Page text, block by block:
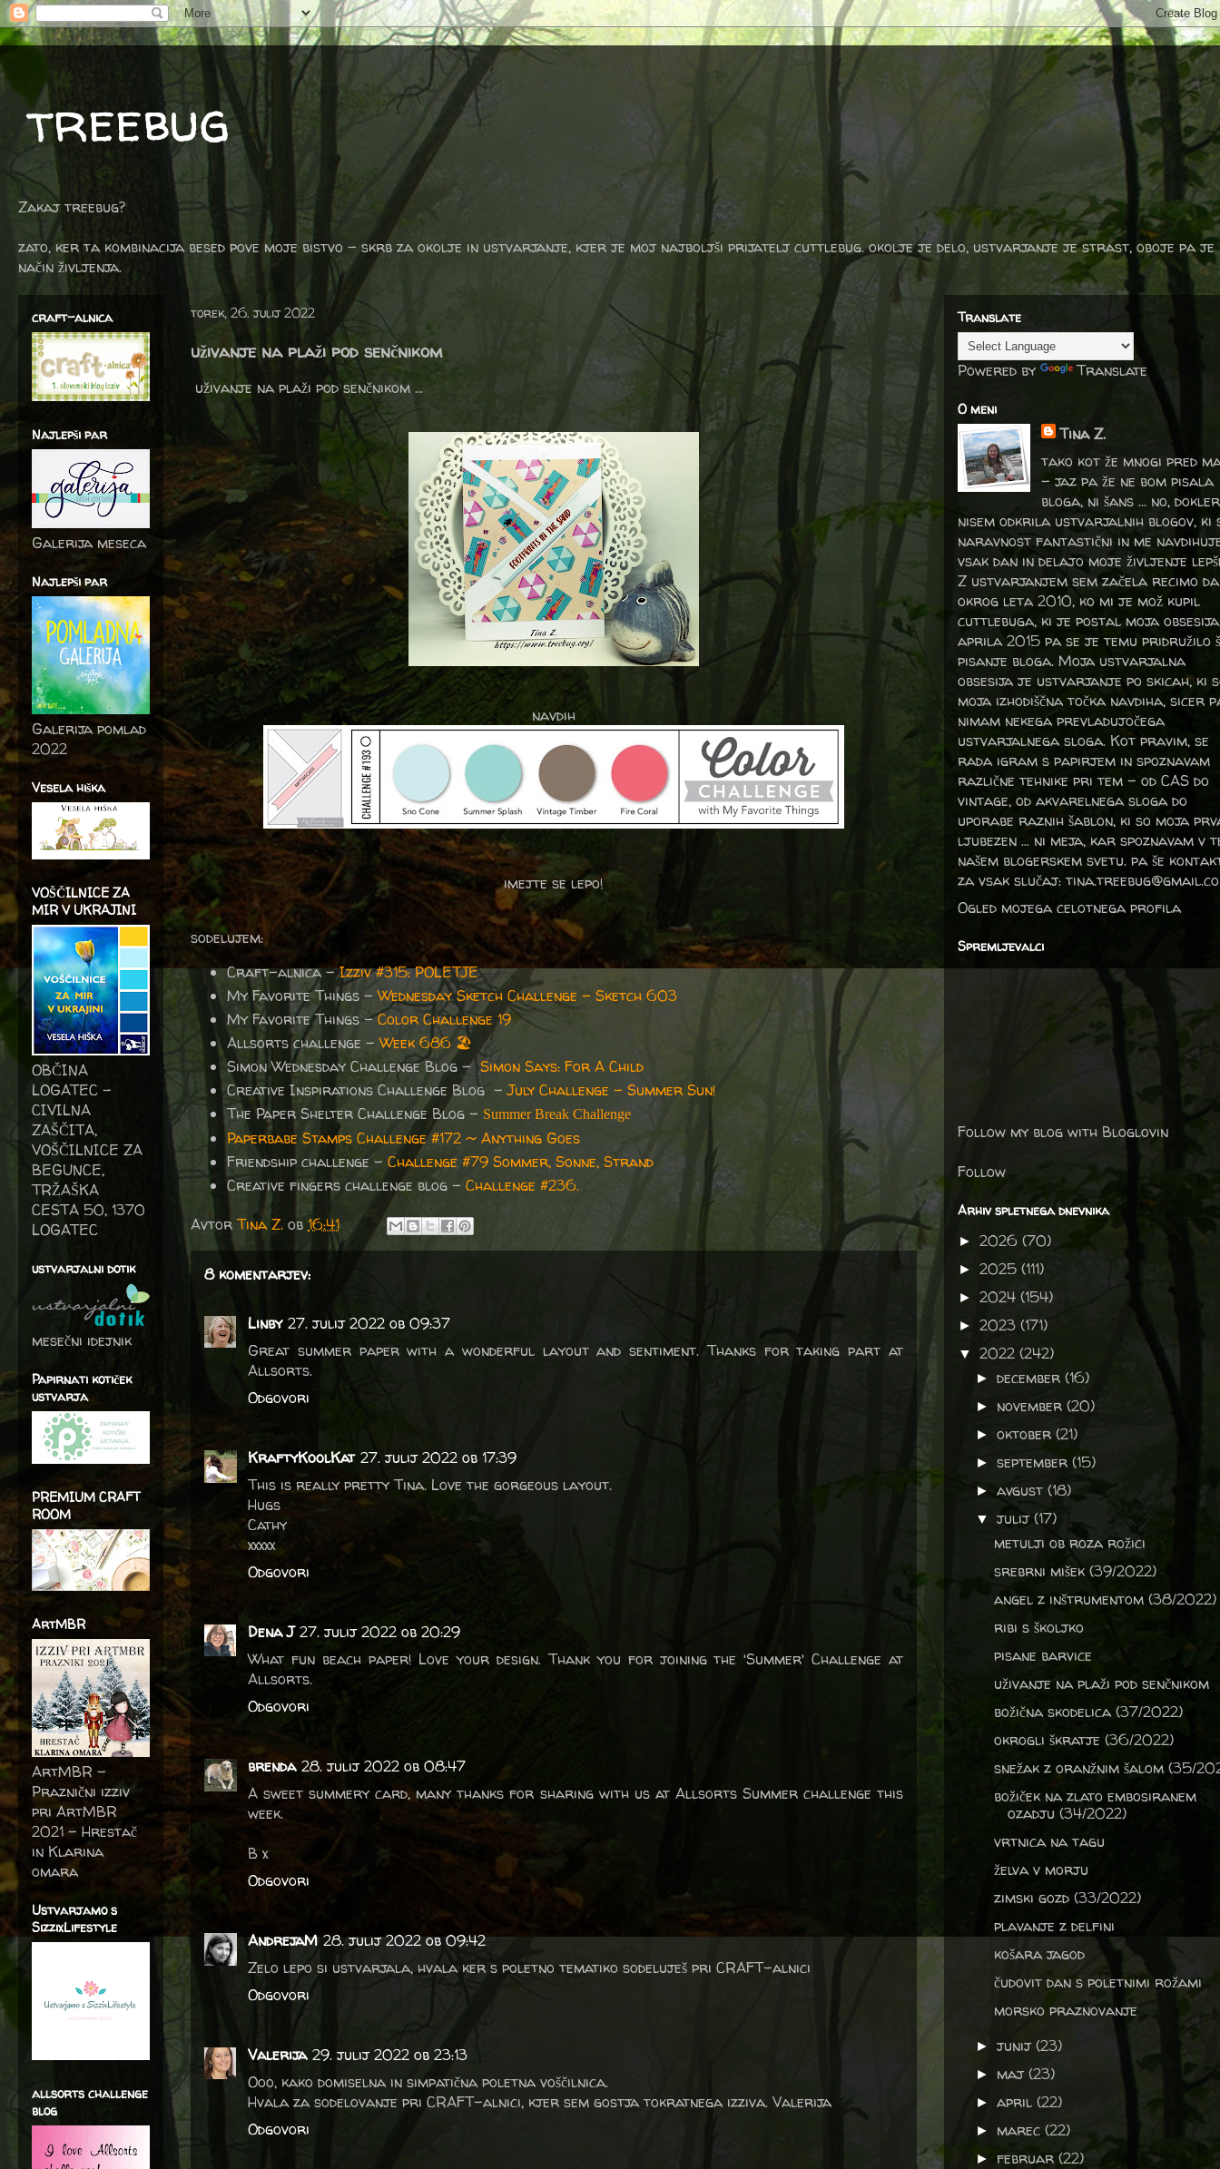
treebug
Zakaj treebug?
zato, ker ta kombinacija besed pove moje bistvo - skrb za okolje in ustvarjanje, kjer je moj najboljši prijatelj cuttlebug. okolje je delo, ustvarjanje je strast, oboje pa je
način življenja.
torek, 26. julij 2022
uživanje na plaži pod senčnikom
uživanje na plaži pod senčnikom ...
navdih
imejte se lepo!
sodelujem:
Craft-alnica -Izziv #315: POLETJE
My Favorite Things -Wednesday Sketch Challenge - Sketch 603
My Favorite Things -Color Challenge 19
Allsorts challenge -Week 686 🏖
Simon Wednesday Challenge Blog -Simon Says: For A Child
Creative Inspirations Challenge Blog -July Challenge - Summer Sun!
The Paper Shelter Challenge Blog - Summer Break Challenge
Paperbabe Stamps Challenge #172 ~ Anything Goes
Friendship challenge - Challenge #79 Sommer, Sonne, Strand
Creative fingers challenge blog - Challenge #236.
AvtorTina Z. ob 16:41
8 komentarjev:
Linby 27. julij 2022 ob 09:37
Great summer paper with a wonderful layout and sentiment. Thanks for taking part at
Allsorts.
Odgovori
KraftyKoolKat 27. julij 2022 ob 17:39
This is really pretty Tina. Love the gorgeous layout.
Hugs
Cathy
xxxxx
Odgovori
Dena J 27. julij 2022 ob 20:29
What fun beach paper! Love your design. Thank you for joining the 'Summer' Challenge at
Allsorts.
Odgovori
brenda 28. julij 2022 ob 08:47
A sweet summery card, many thanks for sharing with us at Allsorts Summer challenge this
week.
B x
Odgovori
AndrejaM 28. julij 2022 ob 09:42
Zelo lepo si ustvarjala, hvala ker s poletno tematiko sodeluješ pri CRAFT-alnici
Odgovori
Valerija 29. julij 2022 ob 23:13
Ooo, kako domiselna in simpatična poletna voščilnica.
Hvala za sodelovanje pri CRAFT-alnici, kjer sem gostja tokratnega izziva. Valerija
Odgovori
craft-alnica
Najlepši par
Galerija meseca
Najlepši par
Galerija pomlad
2022
Vesela hiška
VOŠČILNICE ZA
MIR V UKRAJINI
OBČINA
LOGATEC -
CIVILNA
ZAŠČITA,
VOŠČILNICE ZA
BEGUNCE,
TRŽAŠKA
CESTA 50, 1370
LOGATEC
ustvarjalni dotik
mesečni idejnik
Papirnati kotiček
ustvarja
PREMIUM CRAFT
ROOM
ArtMBR
ArtMBR -
Praznični izziv
pri ArtMBR
2021 – Hrestač
in Klarina
omara
Ustvarjamo s
SizzixLifestyle
allsorts challenge
blog
Translate
Powered by Translate
O meni
Tina Z.
tako kot že mnogi pred
- jaz pa že ne bom pisala
bloga, ni šans ... no, dokler
nisem odkrila ustvarjalnih blogov, ki
naravnost fantastični in me
vsak dan in delajo moje življenje
Z ustvarjanjem sem začela recimo da
okrog leta 2010, ko mi je mož kupil
cuttlebuga, ki je postal moja
aprila 2015 pa se je temu pridružilo
pisanje bloga. Moja ustvarjalna
obsesija je ustvarjanje po skicah, ki
moja izhodiščna točka navdiha, sicer
nimam nekega prevladujočega
ustvarjalnega sloga. Kot pravim, se
rada igram s papirjem in spoznavam
različne tehnike pri tem – od CAS do
vintage, od akvarelnega sloga do
uporabe raznih šablon, ki so moja
ljubezen … ni meja, kar spoznavam v
našem blogerskem svetu. pa še
za vsak slučaj:
Ogled mojega celotnega profila
Spremljevalci
Follow my blog with Bloglovin
Follow
Arhiv spletnega dnevnika
► 2026 (70)
► 2025 (111)
► 2024 (154)
► 2023 (171)
▼ 2022 (242)
►december(16)
► november(20)
►oktober(21)
►september(15)
►avgust(18)
▼julij(17)
metulji ob roza rožici
srebrni mišek (39/2022)
angel z inštrumentom (38/2022)
ribi s školjko
pisane barvice
uživanje na plaži pod senčnikom
božična skodelica (37/2022)
okrogli škratje (36/2022)
snežak z oranžnim šalom (35/
božiček na zlato embosiranem
ozadju (34/2022)
vrtnica na tagu
želva v morju
zimski gozd (33/2022)
plavanje z delfini
košara jagod
čudovit dan s poletnimi rožami
morsko praznovanje
►junij(23)
► maj(23)
►april(22)
► marec(22)
►februar(22)